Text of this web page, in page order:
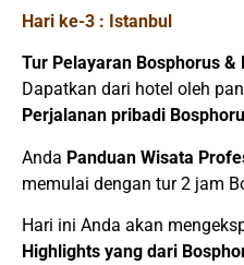
Hari ke-3 : Istanbul
Tur Pelayaran Bosphorus &
Dapatkan dari hotel oleh
Perjalanan pribadi
Anda Panduan Wisata
memulai dengan tur 2 jam
Hari ini Anda akan
Highlights yang dari